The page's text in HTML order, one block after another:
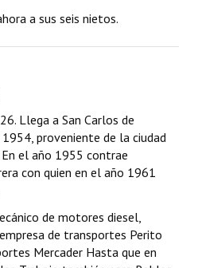
a sus seis nietos.
Llega a San Carlos de
proveniente de la ciudad
En el año 1955 contrae
con quien en el año 1961
de motores diesel,
de transportes Perito
Mercader Hasta que en